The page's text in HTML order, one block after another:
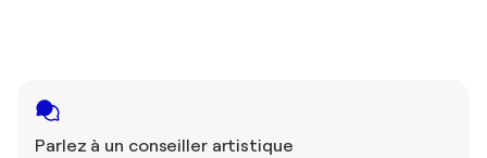
Parlez à un conseiller artistique